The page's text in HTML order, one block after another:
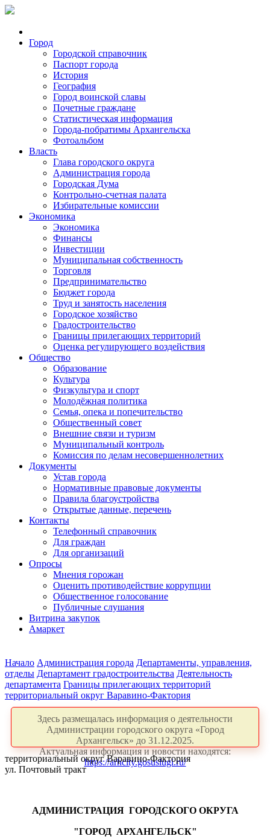
Город
Городской справочник
Паспорт города
История
География
Город воинской славы
Почетные граждане
Статистическая информация
Города-побратимы Архангельска
Фотоальбом
Власть
Глава городского округа
Администрация города
Городская Дума
Контрольно-счетная палата
Избирательные комиссии
Экономика
Экономика
Финансы
Инвестиции
Муниципальная собственность
Торговля
Предпринимательство
Бюджет города
Труд и занятость населения
Городское хозяйство
Градостроительство
Границы прилегающих территорий
Оценка регулирующего воздействия
Общество
Образование
Культура
Физкультура и спорт
Молодёжная политика
Семья, опека и попечительство
Общественный совет
Внешние связи и туризм
Муниципальный контроль
Комиссия по делам несовершеннолетних
Документы
Устав города
Нормативные правовые документы
Правила благоустройства
Открытые данные, перечень
Контакты
Телефонный справочник
Для граждан
Для организаций
Опросы
Мнения горожан
Оценить противодействие коррупции
Общественное голосование
Публичные слушания
Витрина закупок
Амаркет
Начало Администрация города Департаменты, управления,
отделы Департамент градостроительства Деятельность
департамента Границы прилегающих территорий
территориальный округ Варавино-Фактория
Здесь размещалась информация о деятельности
Администрации городского округа «Город
Архангельск» до 31.12.2025.
Актуальная информация и новости находятся:
https://arhcity.gosuslugi.ru/
территориальный округ Варавино-Фактория
ул. Почтовый тракт
АДМИНИСТРАЦИЯ ГОРОДСКОГО ОКРУГА
"ГОРОД АРХАНГЕЛЬСК"